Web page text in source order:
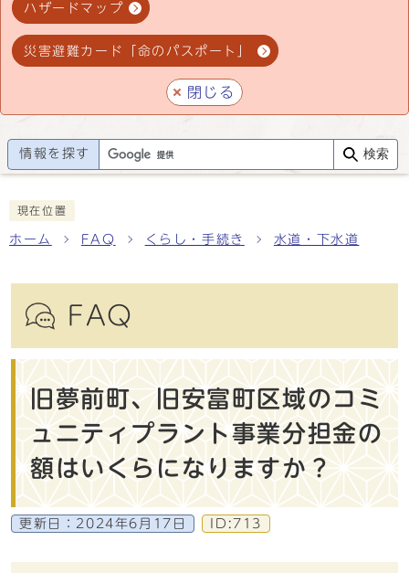
ハザードマップ
災害避難カード「命のパスポート」
閉じる
情報を探す 検索
現在位置
ホーム FAQ くらし・手続き 水道・下水道
FAQ
旧夢前町、旧安富町区域のコミ
ュニティプラント事業分担金の
額はいくらになりますか？
更新日： 2024年6月17日 ID:713